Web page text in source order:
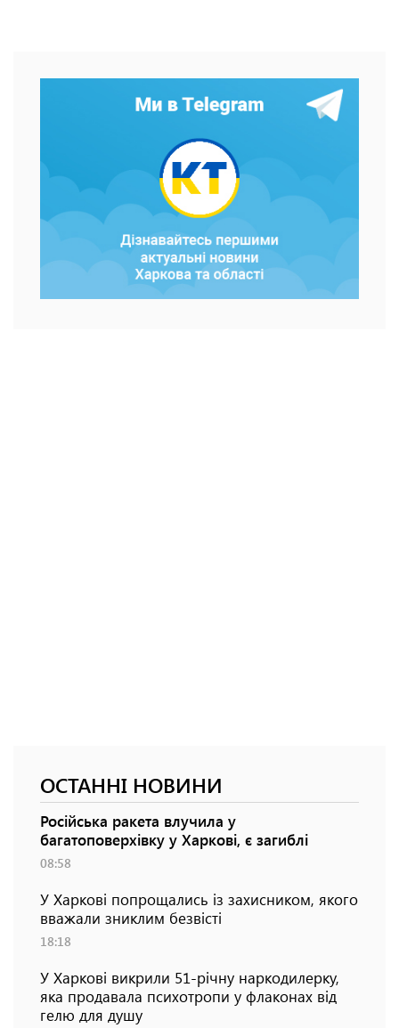
ОСТАННІ НОВИНИ
Російська ракета влучила у
багатоповерхівку у Харкові, є загиблі
08:58
У Харкові попрощались із захисником, якого
вважали зниклим безвісті
18:18
У Харкові викрили 51-річну наркодилерку,
яка продавала психотропи у флаконах від
гелю для душу